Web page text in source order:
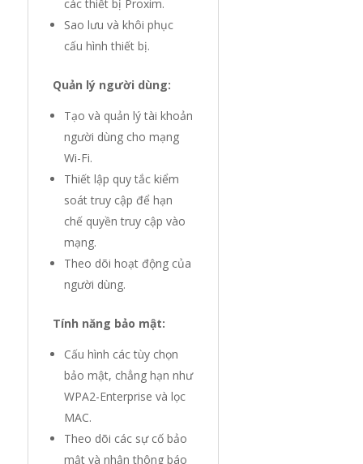
các thiết bị Proxim.
Sao lưu và khôi phục
cấu hình thiết bị.
Quản lý người dùng:
Tạo và quản lý tài khoản
người dùng cho mạng
Wi-Fi.
Thiết lập quy tắc kiểm
soát truy cập để hạn
chế quyền truy cập vào
mạng.
Theo dõi hoạt động của
người dùng.
Tính năng bảo mật:
Cấu hình các tùy chọn
bảo mật, chẳng hạn như
WPA2-Enterprise và lọc
MAC.
Theo dõi các sự cố bảo
mật và nhận thông báo